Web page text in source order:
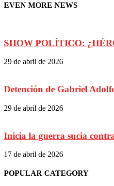
EVEN MORE NEWS
SHOW POLÍTICO:
29 de abril de 2026
Detención de Gabriel
29 de abril de 2026
Inicia la guerra sucia
17 de abril de 2026
POPULAR CATEGORY